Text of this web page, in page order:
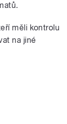
měli kontrolu
na jiné